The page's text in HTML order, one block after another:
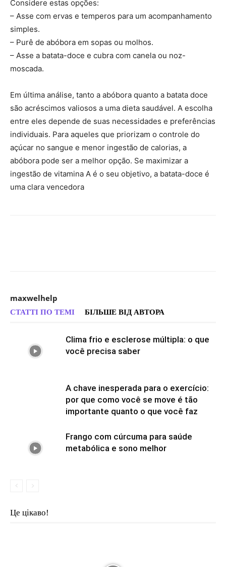
Considere estas opções:
– Asse com ervas e temperos para um acompanhamento
simples.
– Purê de abóbora em sopas ou molhos.
– Asse a batata-doce e cubra com canela ou noz-
moscada.
Em última análise, tanto a abóbora quanto a batata doce
são acréscimos valiosos a uma dieta saudável. A escolha
entre eles depende de suas necessidades e preferências
individuais. Para aqueles que priorizam o controle do
açúcar no sangue e menor ingestão de calorias, a
abóbora pode ser a melhor opção. Se maximizar a
ingestão de vitamina A é o seu objetivo, a batata-doce é
uma clara vencedora
maxwelhelp
СТАТТІ ПО ТЕМІ БІЛЬШЕ ВІД АВТОРА
Clima frio e esclerose múltipla: o que
você precisa saber
A chave inesperada para o exercício:
por que como você se move é tão
importante quanto o que você faz
Frango com cúrcuma para saúde
metabólica e sono melhor
Це цікаво!